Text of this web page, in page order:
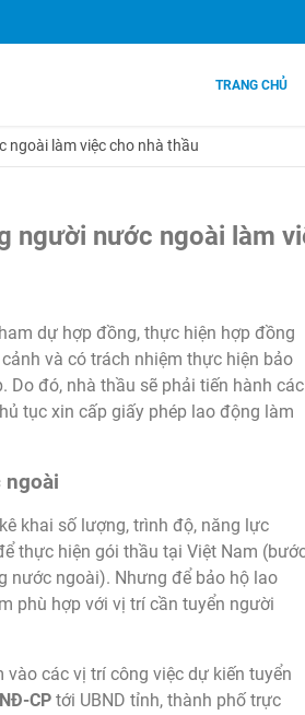
TRANG CHỦ
ngoài làm việc cho nhà thầu
người nước ngoài làm
dự hợp đồng, thực hiện hợp đồng
và có trách nhiệm thực hiện bảo
đó, nhà thầu sẽ phải tiến hành các
tục xin cấp giấy phép lao động làm
ngoài
khai số lượng, trình độ, năng lực
thực hiện gói thầu tại Việt Nam
nước ngoài). Nhưng để bảo hộ lao
phù hợp với vị trí cần tuyển người
các vị trí công việc dự kiến tuyển
CP tới UBND tỉnh, thành phố trực